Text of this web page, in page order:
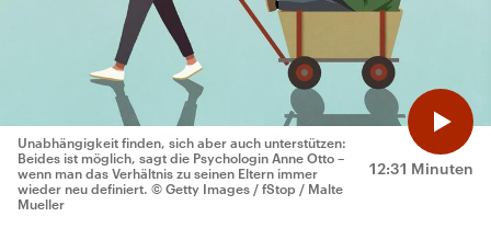
12:31 Minuten
Unabhängigkeit finden, sich aber auch unterstützen:
Beides ist möglich, sagt die Psychologin Anne Otto –
wenn man das Verhältnis zu seinen Eltern immer
wieder neu definiert. © Getty Images / fStop / Malte
Mueller